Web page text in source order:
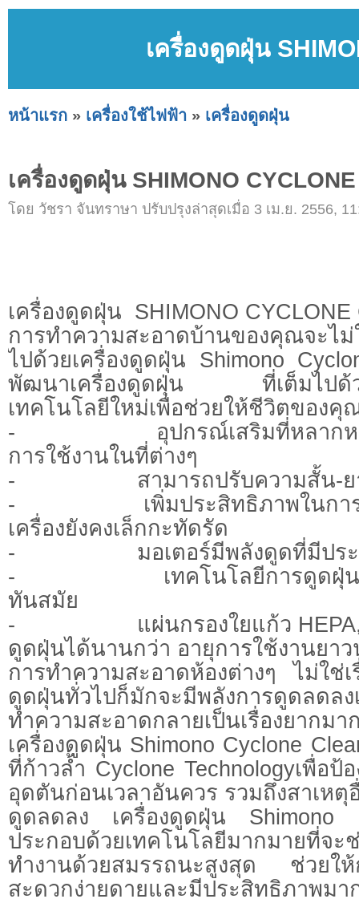
เครื่องดูดฝุ่น
หน้าแรก » เครื่องใช้ไฟฟ้า » เครื่องดูดฝุ่น
เครื่องดูดฝุ่น SHIMONO
โดย วัชรา จันทราษา ปรับปรุงล่าสุดเมื่อ 3 เม.ย. 2556,
เครื่องดูดฝุ่น SHIMONO
การทำความสะอาดบ้านของคุณจะไม่
ไปด้วยเครื่องดูดฝุ่น Shimono
พัฒนาเครื่องดูดฝุ่น ที่เต็มไปด้ว
เทคโนโลยีใหม่เพื่อช่วยให้ชีวิตของคุ
- อุปกรณ์เสริมที่หลากหลาย
การใช้งานในที่ต่างๆ
- สามารถปรับความสั้น-ยาว
- เพิ่มประสิทธิภาพในการดู
เครื่องยังคงเล็กกะทัดรัด
- มอเตอร์มีพลังดูดที่มีประสิ
- เทคโนโลยีการดูดฝุ่นแบ
ทันสมัย
- แผ่นกรองใยแก้ว HEPA, มี
ดูดฝุ่นได้นานกว่า อายุการใช้งานยา
การทำความสะอาดห้องต่างๆ ไม่ใช่เ
ดูดฝุ่นทั่วไปก็มักจะมีพลังการดูดลดลง
ทำความสะอาดกลายเป็นเรื่องยา
เครื่องดูดฝุ่น Shimono Cyclone
ที่ก้าวล้ำ Cyclone Technologyเพื่อป้
อุดตันก่อนเวลาอันควร รวมถึงสาเห
ดูดลดลง เครื่องดูดฝุ่น Shimono
ประกอบด้วยเทคโนโลยีมากมายที่จะ
ทำงานด้วยสมรรถนะสูงสุด ช่วยให้
สะดวกง่ายดายและมีประสิทธิภาพมา